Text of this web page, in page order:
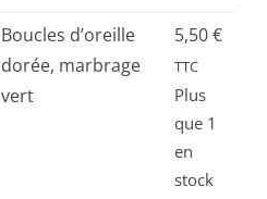
Boucles d’oreille
dorée, marbrage
vert
5,50€
TTC
Plus
que 1
en
stock